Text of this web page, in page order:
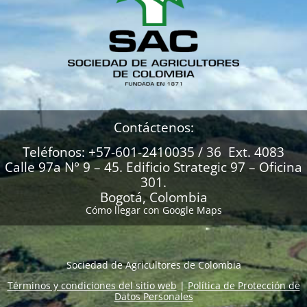
Contáctenos:
Teléfonos: +57-601-2410035 / 36 Ext. 4083
Calle 97a N° 9 – 45. Edificio Strategic 97 – Oficina
301.
Bogotá, Colombia
Cómo llegar con Google Maps
Sociedad de Agricultores de Colombia
Términos y condiciones del sitio web|Política de Protección de
Datos Personales